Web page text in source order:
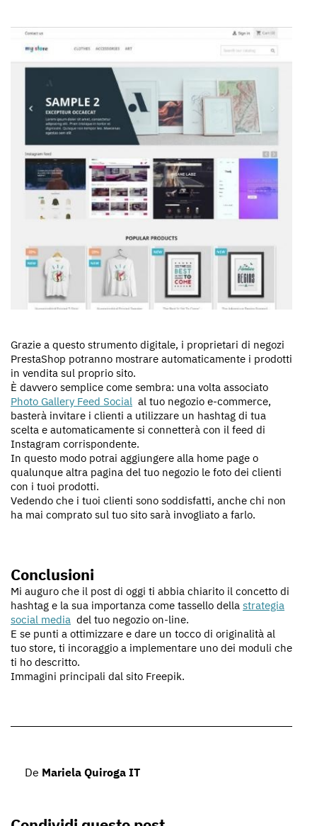
Grazie a questo strumento digitale, i proprietari di negozi
PrestaShop potranno mostrare automaticamente i prodotti
in vendita sul proprio sito.
È davvero semplice come sembra: una volta associato
Photo Gallery Feed Social al tuo negozio e-commerce,
basterà invitare i clienti a utilizzare un hashtag di tua
scelta e automaticamente si connetterà con il feed di
Instagram corrispondente.
In questo modo potrai aggiungere alla home page o
qualunque altra pagina del tuo negozio le foto dei clienti
con i tuoi prodotti.
Vedendo che i tuoi clienti sono soddisfatti, anche chi non
ha mai comprato sul tuo sito sarà invogliato a farlo.
Conclusioni
Mi auguro che il post di oggi ti abbia chiarito il concetto di
hashtag e la sua importanza come tassello della strategia
social media del tuo negozio on-line.
E se punti a ottimizzare e dare un tocco di originalità al
tuo store, ti incoraggio a implementare uno dei moduli che
ti ho descritto.
Immagini principali dal sito Freepik.
De Mariela Quiroga IT